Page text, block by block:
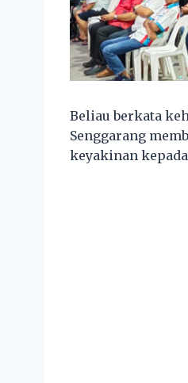
Beliau berkata
Senggarang
keyakinan